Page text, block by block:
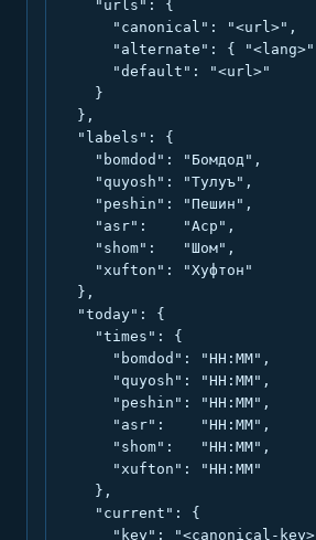
    "urls": {
      "canonical": "<url>",
"alternate": {
      "default": "<url>"
    }
  },
  "labels": {
    "bomdod": "Бомдод",
    "quyosh": "Тулуъ",
    "peshin": "Пешин",
    "asr":    "Аср",
    "shom":   "Шом",
    "xufton": "Хуфтон"
  },
  "today": {
    "times": {
      "bomdod": "HH:MM",
      "quyosh": "HH:MM",
      "peshin": "HH:MM",
      "asr":    "HH:MM",
      "shom":   "HH:MM",
      "xufton": "HH:MM"
    },
    "current": {
"key": "<canonical-